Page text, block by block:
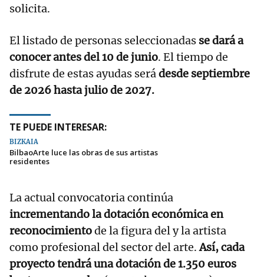
solicita.
El listado de personas seleccionadas se dará a
conocer antes del 10 de junio. El tiempo de
disfrute de estas ayudas serádesde septiembre
de 2026 hasta julio de 2027.
TE PUEDE INTERESAR:
BIZKAIA
BilbaoArte luce las obras de sus artistas
residentes
La actual convocatoria continúa
incrementando la dotación económica en
reconocimientode la figura del y la artista
como profesional del sector del arte.Así, cada
proyecto tendrá una dotación de 1.350 euros